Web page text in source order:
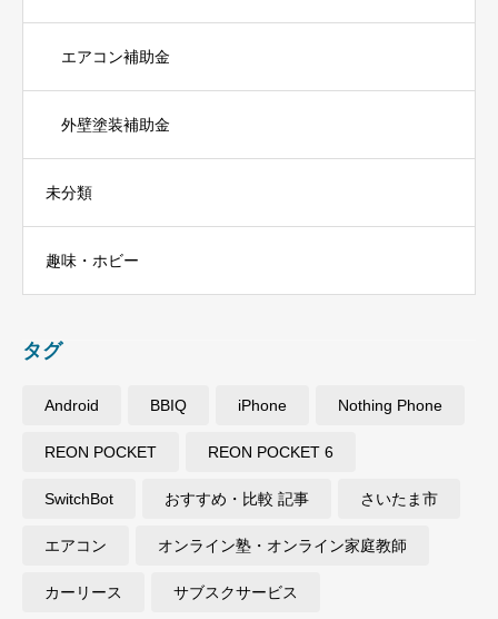
エアコン補助金
外壁塗装補助金
未分類
趣味・ホビー
タグ
Android BBIQ iPhone Nothing Phone
REON POCKET REON POCKET 6
SwitchBot おすすめ・比較 記事 さいたま市
エアコン オンライン塾・オンライン家庭教師
カーリース サブスクサービス